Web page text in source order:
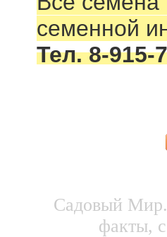
семенной
Тел. 8-915-
Садовый Мир.
факты,